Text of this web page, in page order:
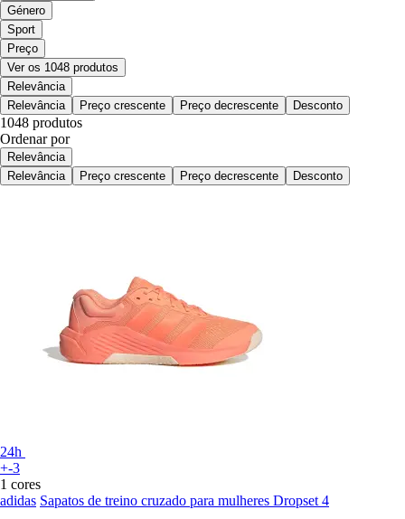
Género
Sport
Preço
Ver os 1048 produtos
Relevância
Relevância
Preço crescente Preço decrescente Desconto
1048 produtos
Ordenar por
Relevância
Relevância
Preço crescente Preço decrescente Desconto
24h
+-3
1 cores
adidas Sapatos de treino cruzado para mulheres Dropset 4